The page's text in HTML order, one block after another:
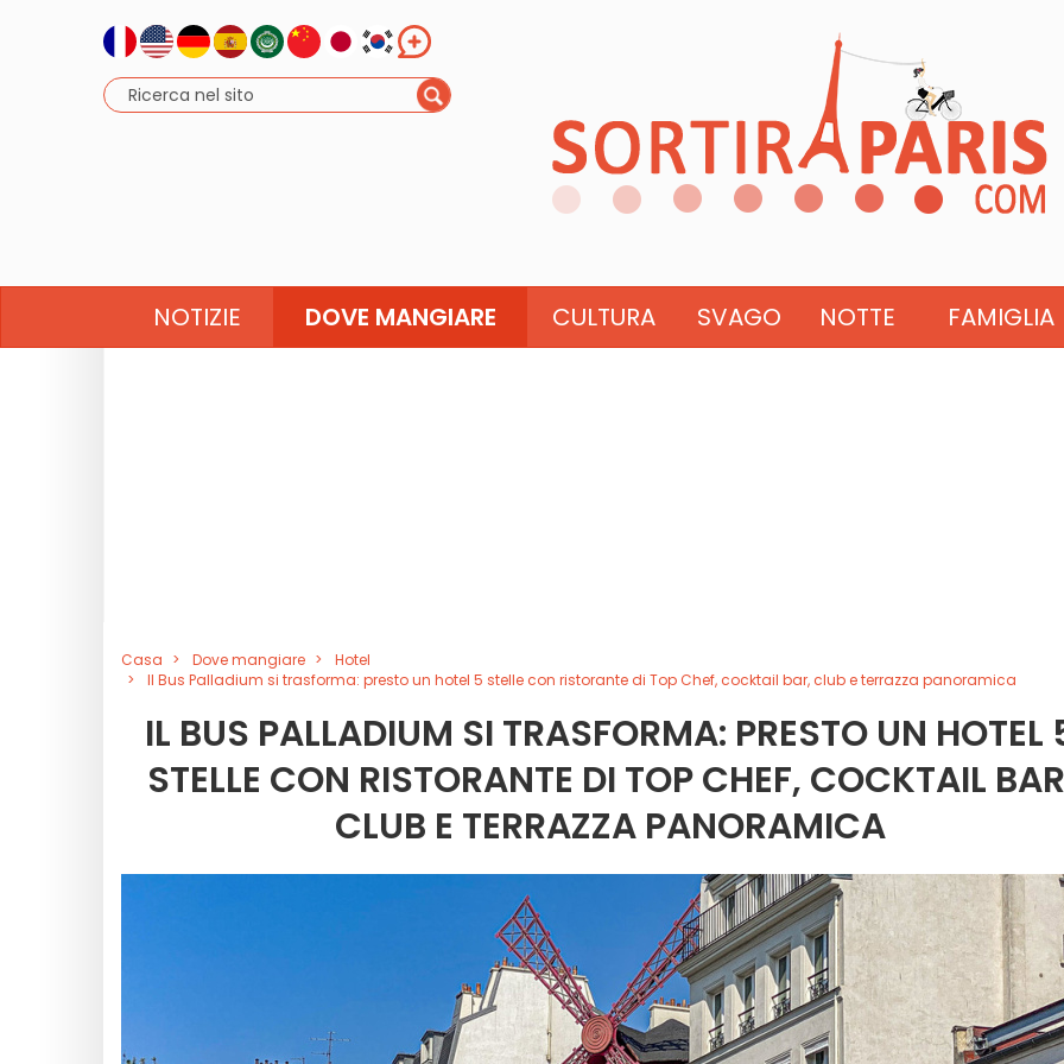
NOTIZIE DOVE MANGIARE CULTURA SVAGO NOTTE FAMIGLIA
Casa Dove mangiare
Hotel
Il Bus Palladium si trasforma: presto un hotel 5 stelle con ristorante di Top Chef, cocktail bar, club e terrazza panoramica
IL BUS PALLADIUM SI TRASFORMA: PRESTO UN HOTEL
STELLE CON RISTORANTE DI TOP CHEF, COCKTAIL
CLUB E TERRAZZA PANORAMICA